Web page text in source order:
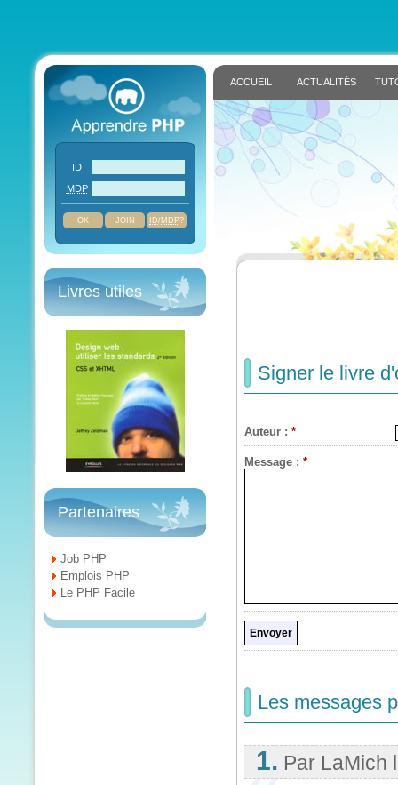
ACCUEIL ACTUALITÉS
Signer le livre
Auteur : *
Message : *
Les messages
1. Par LaMich
ID
MDP
JOIN ID/MDP?
Livres utiles
Partenaires
Job PHP
Emplois PHP
Le PHP Facile